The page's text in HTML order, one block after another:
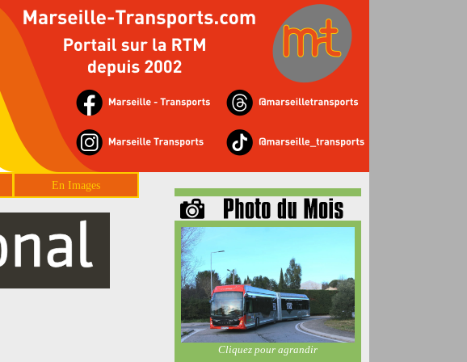
En Images
Cliquez pour agrandir